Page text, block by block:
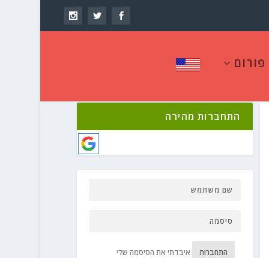
פורום
התחברות מהירה
התחברות איבדתי את הסיסמה שלי